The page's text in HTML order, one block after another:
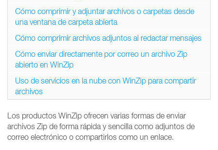
Los productos WinZip ofrecen varias formas de enviar
archivos Zip de forma rápida y sencilla como adjuntos de
correo electrónico o compartirlos como un enlace.
Cómo comprimir y adjuntar archivos o carpetas desde
una ventana de carpeta abierta
Cómo comprimir archivos adjuntos al redactar mensajes
Cómo enviar directamente por correo un archivo Zip
abierto en WinZip
Uso de servicios en la nube con WinZip para compartir
archivos